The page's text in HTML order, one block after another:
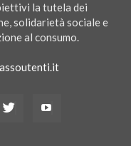
la tutela dei
solidarietà sociale e
al consumo.